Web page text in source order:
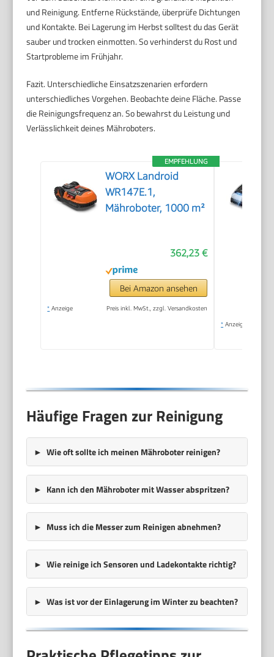
und Reinigung. Entferne Rückstände, überprüfe Dichtungen
und Kontakte. Bei Lagerung im Herbst solltest du das Gerät
sauber und trocken einmotten. So verhinderst du Rost und
Startprobleme im Frühjahr.
Fazit. Unterschiedliche Einsatzszenarien erfordern
unterschiedliches Vorgehen. Beobachte deine Fläche. Passe
die Reinigungsfrequenz an. So bewahrst du Leistung und
Verlässlichkeit deines Mähroboters.
EMPFEHLUNG
WORX Landroid
WR147E.1,
Mähroboter, 1000 m²
362,23 €
Bei Amazon ansehen
* Anzeige Preis inkl. MwSt., zzgl. Versandkosten
* Anzeige
Häufige Fragen zur Reinigung
Wie oft sollte ich meinen Mähroboter reinigen?
Kann ich den Mähroboter mit Wasser abspritzen?
Muss ich die Messer zum Reinigen abnehmen?
Wie reinige ich Sensoren und Ladekontakte richtig?
Was ist vor der Einlagerung im Winter zu beachten?